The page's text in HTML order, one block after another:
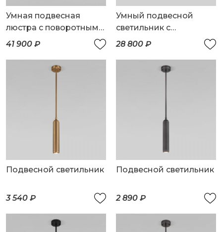
Умная подвесная
люстра с поворотным
механизмом
41 900 ₽
Умный подвесной
светильник с
поворотным
28 800 ₽
Подвесной светильник
3 540 ₽
Подвесной светильник
2 890 ₽